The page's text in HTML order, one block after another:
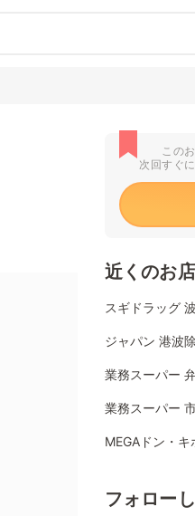
この
次回すぐ
近くのお
スギドラッグ
ジャパン 港波
業務スーパー
業務スーパー
MEGAドン・
フォロー